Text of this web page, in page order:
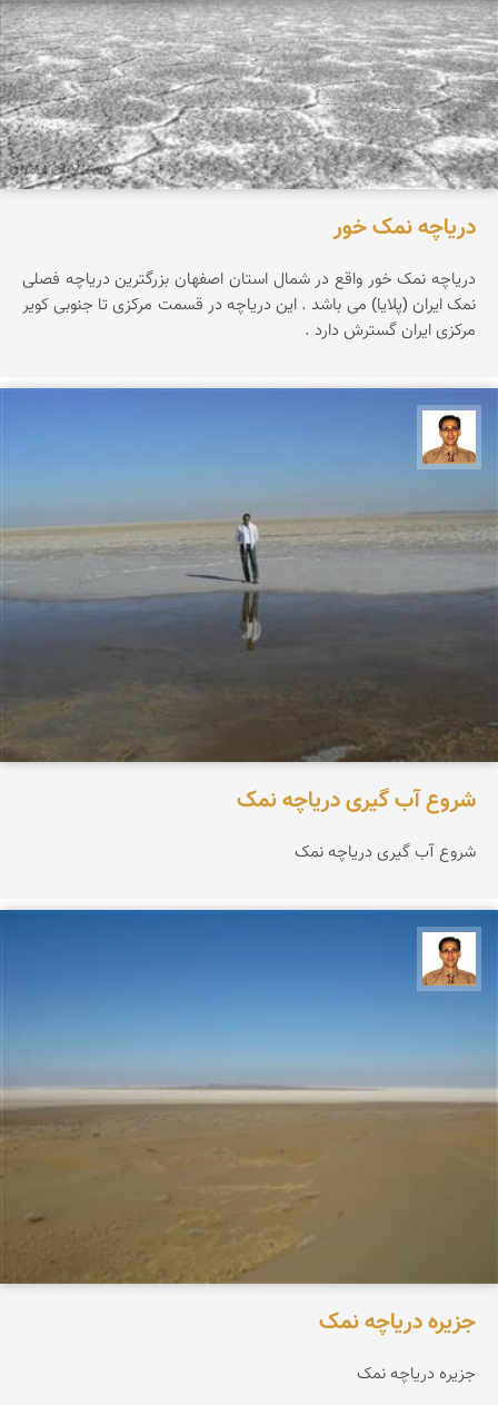
دریاچه نمک خور
دریاچه نمک خور واقع در شمال استان اصفهان بزرگترین دریاچه فصلی
نمک ایران (پلایا) می باشد . این دریاچه در قسمت مرکزی تا جنوبی کویر
مرکزی ایران گسترش دارد .
شروع آب گیری دریاچه نمک
شروع آب گیری دریاچه نمک
جزیره دریاچه نمک
جزیره دریاچه نمک